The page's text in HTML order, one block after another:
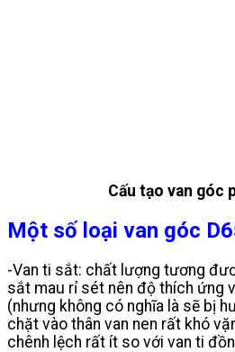
Cấu tạo van góc
Một số loại van góc
-Van ti sắt: chất lượng tương
sắt mau rỉ sét nên độ thích ứng
(nhưng không có nghĩa là sẽ bị
chặt vào thân van nen rất khó
chênh lệch rất ít so với van ti